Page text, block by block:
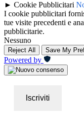
► Cookie Pubblicitari
I cookie pubblicitari
tue visite precedenti e
pubblicitarie.
Nessuno
Reject All Save My
Powered by
Iscriviti